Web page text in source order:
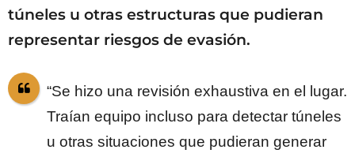
túneles u otras estructuras que pudieran
representar riesgos de evasión.
“Se hizo una revisión exhaustiva en el lugar.
Traían equipo incluso para detectar túneles
u otras situaciones que pudieran generar